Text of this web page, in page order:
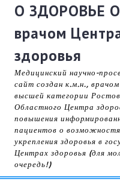
content
О ЗДОРОВЬЕ
врачом
здоровья
Медицинский научно-
сайт создан к.м.н.,
высшей категории
Областного Центра
повышения
пациентов о
укрепления здоровья в
Центрах здоровья (для
очередь!)